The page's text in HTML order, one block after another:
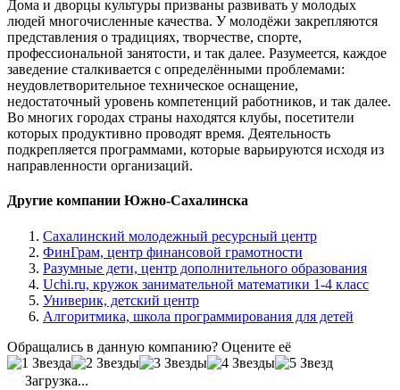
Дома и дворцы культуры призваны развивать у молодых
людей многочисленные качества. У молодёжи закрепляются
представления о традициях, творчестве, спорте,
профессиональной занятости, и так далее. Разумеется, каждое
заведение сталкивается с определёнными проблемами:
неудовлетворительное техническое оснащение,
недостаточный уровень компетенций работников, и так далее.
Во многих городах страны находятся клубы, посетители
которых продуктивно проводят время. Деятельность
подкрепляется программами, которые варьируются исходя из
направленности организаций.
Другие компании Южно-Сахалинска
Сахалинский молодежный ресурсный центр
ФинГрам, центр финансовой грамотности
Разумные дети, центр дополнительного образования
Uchi.ru, кружок занимательной математики 1-4 класс
Универик, детский центр
Алгоритмика, школа программирования для детей
Обращались в данную компанию? Оцените её
Загрузка...